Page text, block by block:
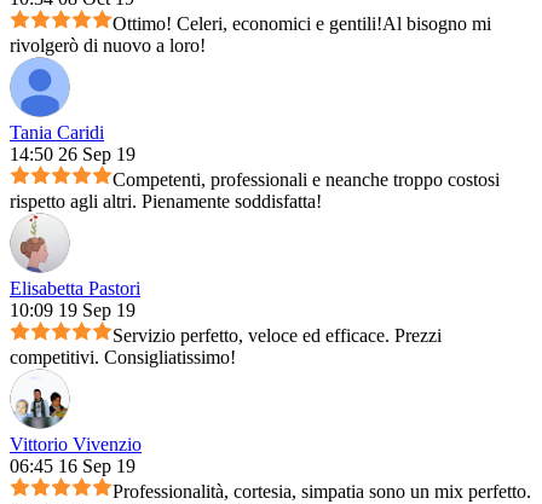
Ottimo! Celeri, economici e gentili!Al bisogno mi
rivolgerò di nuovo a loro!
Tania Caridi
14:50 26 Sep 19
Competenti, professionali e neanche troppo costosi
rispetto agli altri. Pienamente soddisfatta!
Elisabetta Pastori
10:09 19 Sep 19
Servizio perfetto, veloce ed efficace. Prezzi
competitivi. Consigliatissimo!
Vittorio Vivenzio
06:45 16 Sep 19
Professionalità, cortesia, simpatia sono un mix perfetto.